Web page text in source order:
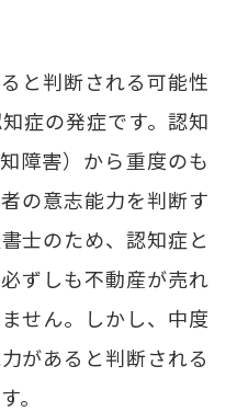
と判断される可能性
症の発症です。認知
障害）から重度のも
の意志能力を判断す
士のため、認知症と
ずしも不動産が売れ
せん。しかし、中度
があると判断される
。